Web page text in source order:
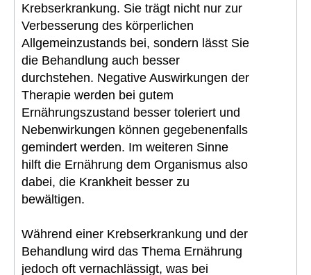
Krebserkrankung. Sie trägt nicht nur zur
Verbesserung des körperlichen
Allgemeinzustands bei, sondern lässt Sie
die Behandlung auch besser
durchstehen. Negative Auswirkungen der
Therapie werden bei gutem
Ernährungszustand besser toleriert und
Nebenwirkungen können gegebenenfalls
gemindert werden. Im weiteren Sinne
hilft die Ernährung dem Organismus also
dabei, die Krankheit besser zu
bewältigen.
Während einer Krebserkrankung und der
Behandlung wird das Thema Ernährung
jedoch oft vernachlässigt, was bei